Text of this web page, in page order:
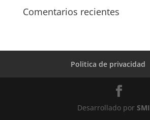
Comentarios recientes
Politica de privacidad
Desarrollado porSMI